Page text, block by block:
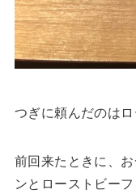
つぎに頼んだのはロ
前回来たときに、
ンとローストビー